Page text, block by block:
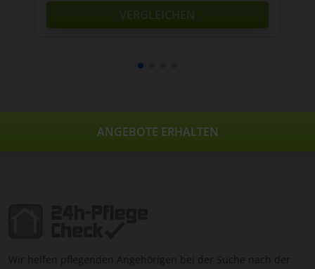
VERGLEICHEN
ANGEBOTE ERHALTEN
Wir helfen pflegenden Angehörigen bei der Suche nach der